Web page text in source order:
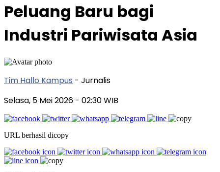
Peluang Baru bagi
Industri Pariwisata Asia
Tim Hallo Kampus - Jurnalis
Selasa, 5 Mei 2026 - 02:30 WIB
URL berhasil dicopy